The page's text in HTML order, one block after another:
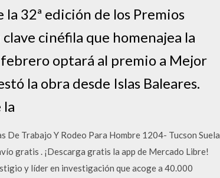
la 32ª edición de los Premios
cinéfila que homenajea la
optará al premio a Mejor
la obra desde Islas Baleares.
la
Trabajo Y Rodeo Para Hombre 1204- Tucson Suela
gratis . ¡Descarga gratis la app de Mercado Libre!
y líder en investigación que acoge a 40.000